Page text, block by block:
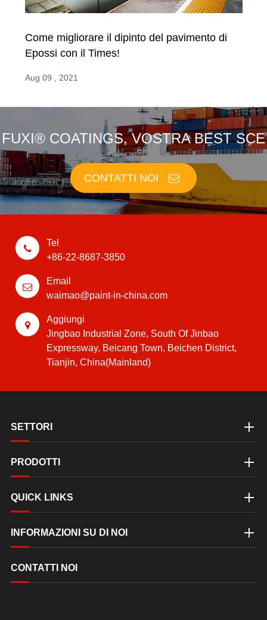
Come migliorare il dipinto del pavimento di
Epossi con il Times!
Aug 09 , 2021
FUXI® COATINGS, VOSTRA BEST SCE
CONTATTI NOI
Tel
+86-22-8687-3850
Email
waimao@paint-in-china.com
Aggiungi
Jingbao Industrial Zone, South Of Jinbao
Expressway, Beicang Town, Beichen District,
Tianjin, China(Mainland)
SETTORI
PRODOTTI
QUICK LINKS
INFORMAZIONI SU DI NOI
CONTATTI NOI